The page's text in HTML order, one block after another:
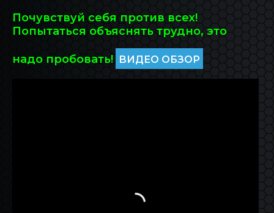
Почувствуй себя против всех!
Попытаться объяснять трудно, это
надо пробовать! ВИДЕО ОБЗОР